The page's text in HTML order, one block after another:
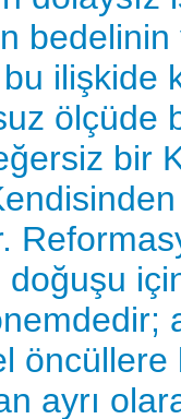
ilişkide
ölçüde
bir
öncüllere
ayrı